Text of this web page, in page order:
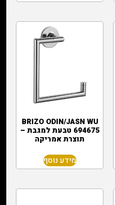
BRIZO ODIN/JASN WU
694675 טבעת למגבת –
תוצרת אמריקה
מידע נוסף